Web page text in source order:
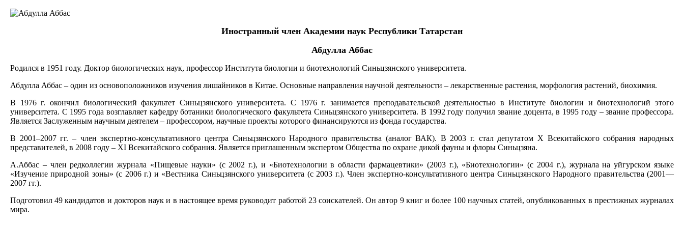
Иностранный член Академии наук Республики Татарстан
Абдулла Аббас
Родился в 1951 году. Доктор биологических наук, профессор Института биологии и биотехнологий Синьцзянского университета.
Абдулла Аббас – один из основоположников изучения лишайников в Китае. Основные направления научной деятельности – лекарственные растения, морфология растений, биохимия.
В 1976 г. окончил биологический факультет Синьцзянского университета. С 1976 г. занимается преподавательской деятельностью в Институте биологии и биотехнологий этого
университета. С 1995 года возглавляет кафедру ботаники биологического факультета Синьцзянского университета. В 1992 году получил звание доцента, в 1995 году – звание профессора.
Является Заслуженным научным деятелем – профессором, научные проекты которого финансируются из фонда государства.
В 2001–2007 гг. – член экспертно-консультативного центра Синьцзянского Народного правительства (аналог ВАК). В 2003 г. стал депутатом Х Всекитайского собрания народных
представителей, в 2008 году – XI Всекитайского собрания. Является приглашенным экспертом Общества по охране дикой фауны и флоры Синьцзяна.
А.Аббас – член редколлегии журнала «Пищевые науки» (с 2002 г.), и «Биотехнологии в области фармацевтики» (2003 г.), «Биотехнологии» (с 2004 г.), журнала на уйгурском языке
«Изучение природной зоны» (с 2006 г.) и «Вестника Синьцзянского университета (с 2003 г.). Член экспертно-консультативного центра Синьцзянского Народного правительства (2001—
2007 гг.).
Подготовил 49 кандидатов и докторов наук и в настоящее время руководит работой 23 соискателей. Он автор 9 книг и более 100 научных статей, опубликованных в престижных журналах
мира.